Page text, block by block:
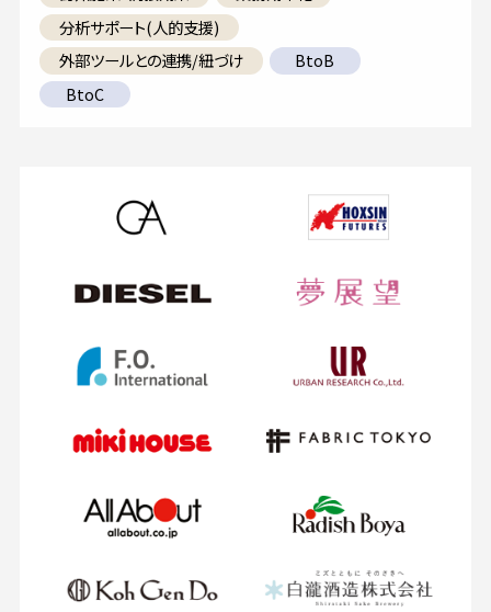
分析サポート(人的支援)
外部ツールとの連携/紐づけ
BtoB
BtoC